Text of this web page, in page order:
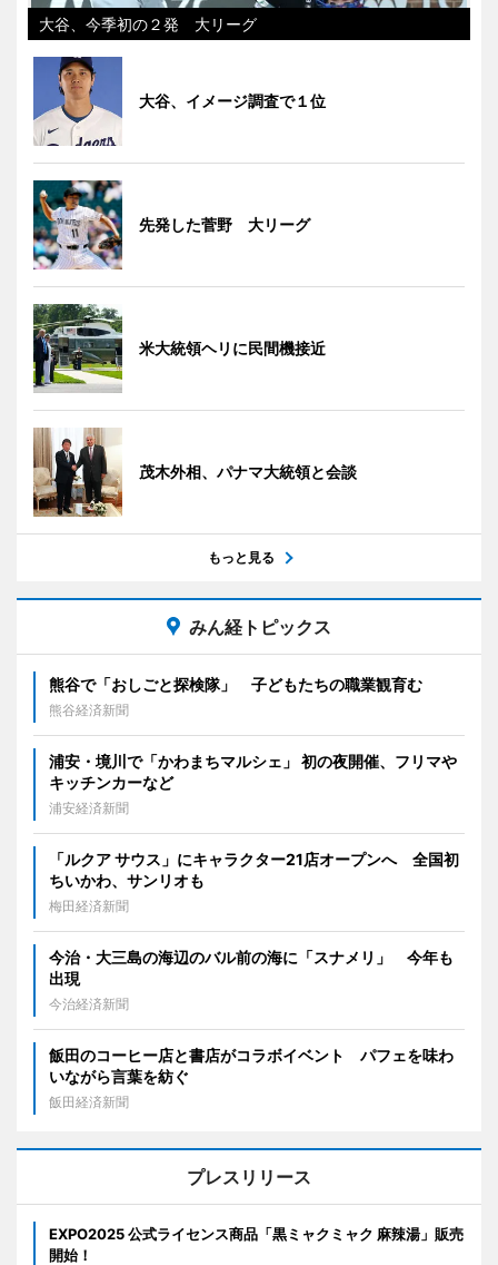
大谷、今季初の２発 大リーグ
大谷、イメージ調査で１位
先発した菅野 大リーグ
米大統領ヘリに民間機接近
茂木外相、パナマ大統領と会談
もっと見る
みん経トピックス
熊谷で「おしごと探検隊」 子どもたちの職業観育む
熊谷経済新聞
浦安・境川で「かわまちマルシェ」 初の夜開催、フリマや
キッチンカーなど
浦安経済新聞
「ルクア サウス」にキャラクター21店オープンへ 全国初
ちいかわ、サンリオも
梅田経済新聞
今治・大三島の海辺のバル前の海に「スナメリ」 今年も
出現
今治経済新聞
飯田のコーヒー店と書店がコラボイベント パフェを味わ
いながら言葉を紡ぐ
飯田経済新聞
プレスリリース
EXPO2025 公式ライセンス商品「黒ミャクミャク 麻辣湯」販売
開始！